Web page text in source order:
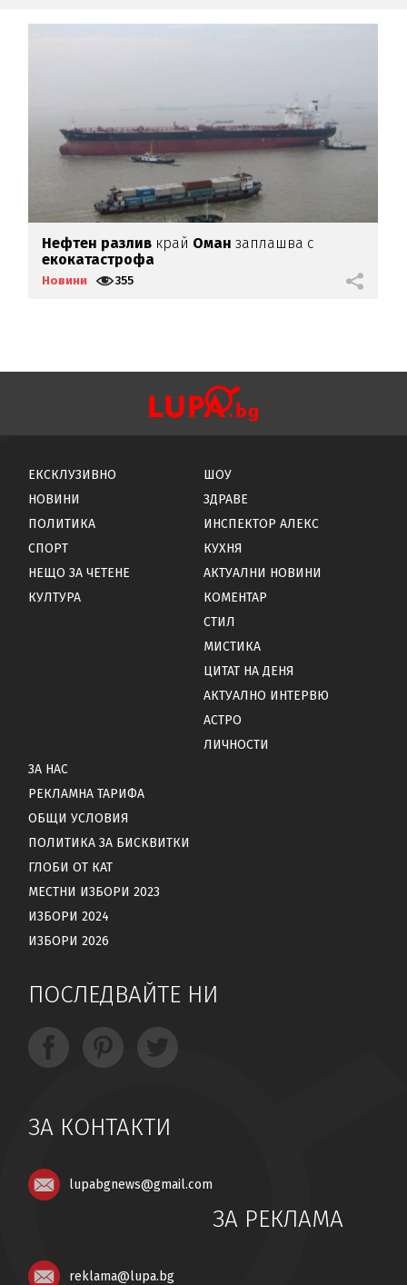
Нефтен разлив край Оманзаплашва с
екокатастрофа
Новини 355
ЕКСКЛУЗИВНО
НОВИНИ
ПОЛИТИКА
СПОРТ
НЕЩО ЗА ЧЕТЕНЕ
КУЛТУРА
ШОУ
ЗДРАВЕ
ИНСПЕКТОР АЛЕКС
КУХНЯ
АКТУАЛНИ НОВИНИ
КОМЕНТАР
СТИЛ
МИСТИКА
ЦИТАТ НА ДЕНЯ
АКТУАЛНО ИНТЕРВЮ
АСТРО
ЛИЧНОСТИ
ЗА НАС
РЕКЛАМНА ТАРИФА
ОБЩИ УСЛОВИЯ
ПОЛИТИКА ЗА БИСКВИТКИ
ГЛОБИ ОТ КАТ
МЕСТНИ ИЗБОРИ 2023
ИЗБОРИ 2024
ИЗБОРИ 2026
ПОСЛЕДВАЙТЕ НИ
ЗА КОНТАКТИ
lupabgnews@gmail.com
ЗА РЕКЛАМА
reklama@lupa.bg